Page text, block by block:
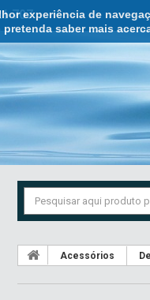
experiência de
pretenda saber mais
707
Acessórios